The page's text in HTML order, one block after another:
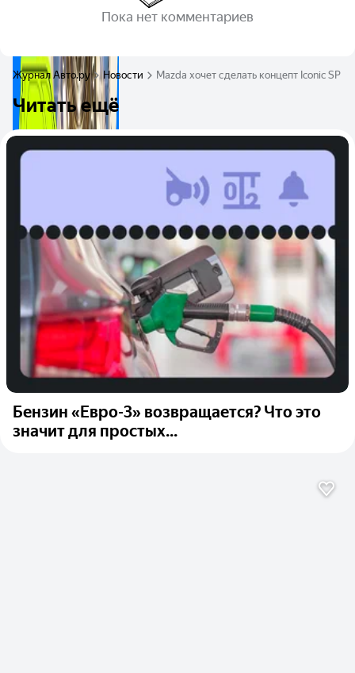
Пока нет комментариев
Журнал Авто.ру Новости Mazda хочет сделать концепт Iconic SP
Читать ещё
Бензин «Евро-3» возвращается? Что это
значит для простых...